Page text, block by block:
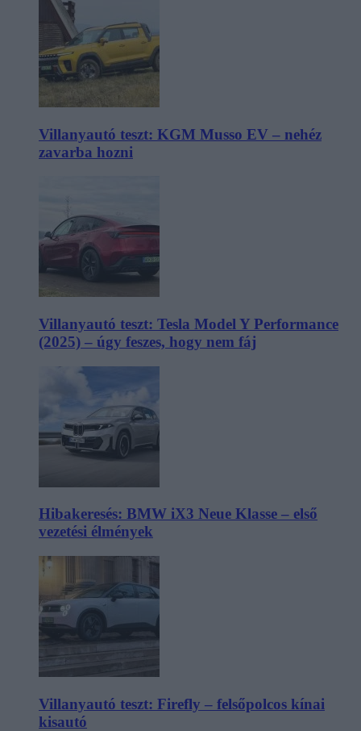
Villanyautó teszt: KGM Musso EV – nehéz
zavarba hozni
Villanyautó teszt: Tesla Model Y Performance
(2025) – úgy feszes, hogy nem fáj
Hibakeresés: BMW iX3 Neue Klasse – első
vezetési élmények
Villanyautó teszt: Firefly – felsőpolcos kínai
kisautó